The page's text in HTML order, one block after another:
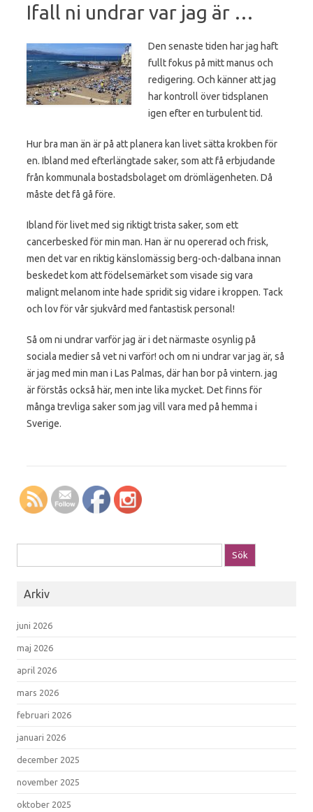
Ifall ni undrar var jag är …
Den senaste tiden har jag haft
fullt fokus på mitt manus och
redigering. Och känner att jag
har kontroll över tidsplanen
igen efter en turbulent tid.
Hur bra man än är på att planera kan livet sätta krokben för
en. Ibland med efterlängtade saker, som att få erbjudande
från kommunala bostadsbolaget om drömlägenheten. Då
måste det få gå före.
Ibland för livet med sig riktigt trista saker, som ett
cancerbesked för min man. Han är nu opererad och frisk,
men det var en riktig känslomässig berg-och-dalbana innan
beskedet kom att födelsemärket som visade sig vara
malignt melanom inte hade spridit sig vidare i kroppen. Tack
och lov för vår sjukvård med fantastisk personal!
Så om ni undrar varför jag är i det närmaste osynlig på
sociala medier så vet ni varför! och om ni undrar var jag är, så
är jag med min man i Las Palmas, där han bor på vintern. jag
är förstås också här, men inte lika mycket. Det finns för
många trevliga saker som jag vill vara med på hemma i
Sverige.
Arkiv
juni 2026
maj 2026
april 2026
mars 2026
februari 2026
januari 2026
december 2025
november 2025
oktober 2025